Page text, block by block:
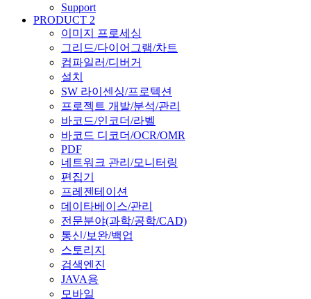
Support
PRODUCT 2
이미지 프로세싱
그리드/다이어그램/차트
컴파일러/디버거
설치
SW 라이센싱/프로텍션
프로젝트 개발/분석/관리
바코드/인코더/라벨
바코드 디코더/OCR/OMR
PDF
네트워크 관리/모니터링
편집기
프레젠테이션
데이타베이스/관리
전문분야(과학/공학/CAD)
통신/보완/백업
스토리지
검색엔진
JAVA용
모바일